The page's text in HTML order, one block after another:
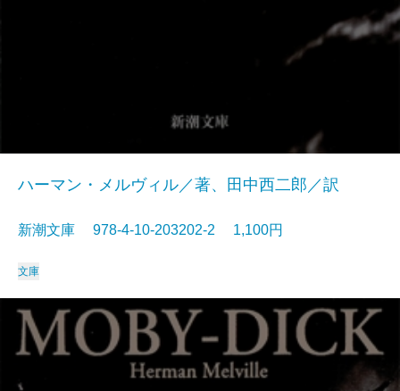
ハーマン・メルヴィル／著、田中西二郎／訳
新潮文庫 978-4-10-203202-2 1,100円
文庫